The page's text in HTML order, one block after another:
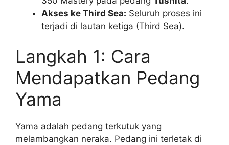
Akses ke Third Sea: Seluruh proses ini
terjadi di lautan ketiga (Third Sea).
Langkah 1: Cara
Mendapatkan Pedang
Yama
Yama adalah pedang terkutuk yang
melambangkan neraka. Pedang ini terletak di